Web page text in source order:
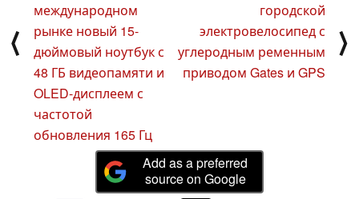
⟨
международном
рынке новый 15-
дюймовый ноутбук с
48 ГБ видеопамяти и
OLED-дисплеем с
частотой
обновления 165 Гц
городской
электровелосипед с
углеродным ременным
приводом Gates и GPS
⟩
Add as a preferred
source on Google